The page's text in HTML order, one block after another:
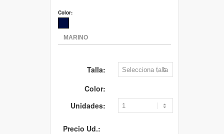
Color:
Talla:
Color:
Unidades:
Precio Ud.: